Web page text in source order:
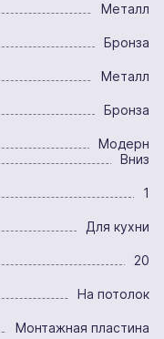
Металл
Бронза
Металл
Бронза
Модерн
Вниз
1
Для кухни
20
На потолок
Монтажная пластина